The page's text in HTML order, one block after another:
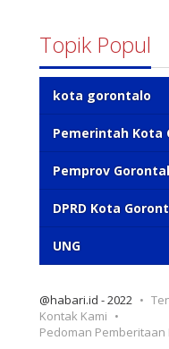
Topik Popul
kota gorontalo
Pemerintah Kota
Pemprov
DPRD Kota
UNG
@habari.id - 2022
Kontak Kami
Pedoman Pemberitaan